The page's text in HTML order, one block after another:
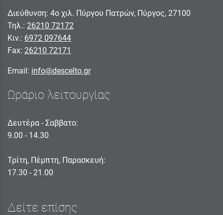
Διεύθυνση: 4ο χιλ. Πύργου Πατρών, Πύργος, 27100
Τηλ.: 26210 72172
Κιν.: 6972 097644
Fax: 26210 72171
Email: info@descelto.gr
Ωράριο λειτουργίας
Δευτέρα - Σαββατο:
9.00 - 14.30
Τρίτη, Πέμπτη, Παρασκευή:
17.30 - 21.00
Δείτε επίσης